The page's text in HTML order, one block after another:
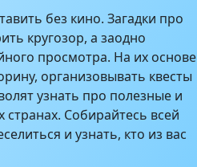
без кино. Загадки про
кругозор, а заодно
просмотра. На их основе
организовывать квесты
узнать про полезные и
Собирайтесь всей
и узнать, кто из вас